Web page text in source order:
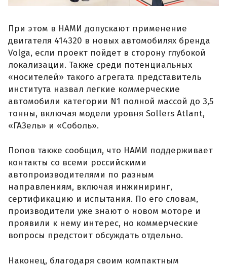
При этом в НАМИ допускают применение
двигателя 414320 в новых автомобилях бренда
Volga, если проект пойдет в сторону глубокой
локализации. Также среди потенциальных
«носителей» такого агрегата представитель
института назвал легкие коммерческие
автомобили категории N1 полной массой до 3,5
тонны, включая модели уровня Sollers Atlant,
«ГАЗель» и «Соболь».
Попов также сообщил, что НАМИ поддерживает
контакты со всеми российскими
автопроизводителями по разным
направлениям, включая инжиниринг,
сертификацию и испытания. По его словам,
производители уже знают о новом моторе и
проявили к нему интерес, но коммерческие
вопросы предстоит обсуждать отдельно.
Наконец, благодаря своим компактным